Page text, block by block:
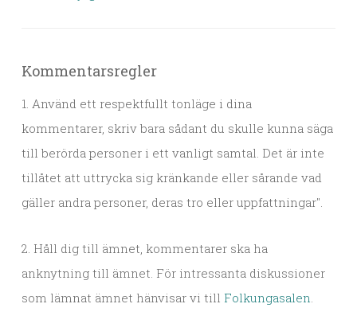
Kommentarsregler
1. Använd ett respektfullt tonläge i dina
kommentarer, skriv bara sådant du skulle kunna säga
till berörda personer i ett vanligt samtal. Det är inte
tillåtet att uttrycka sig kränkande eller sårande vad
gäller andra personer, deras tro eller uppfattningar".
2. Håll dig till ämnet, kommentarer ska ha
anknytning till ämnet. För intressanta diskussioner
som lämnat ämnet hänvisar vi till Folkungasalen.